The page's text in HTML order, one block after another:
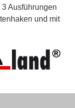
Ausführungen
und mit